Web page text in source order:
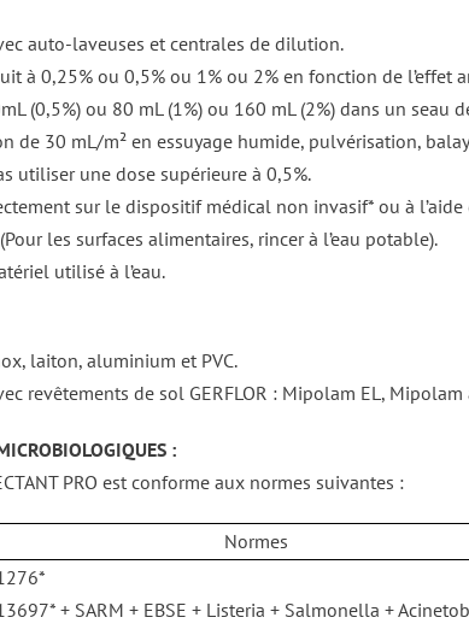
auto-laveuses et centrales de dilution.
à 0,25% ou 0,5% ou 1% ou 2% en fonction de l’effet
(0,5%) ou 80 mL (1%) ou 160 mL (2%) dans un seau
de 30 mL/m² en essuyage humide, pulvérisation,
utiliser une dose supérieure à 0,5%.
sur le dispositif médical non invasif* ou à l’aide
les surfaces alimentaires, rincer à l’eau potable).
utilisé à l’eau.
laiton, aluminium et PVC.
revêtements de sol GERFLOR : Mipolam EL, Mipolam
:
PRO est conforme aux normes suivantes :
Normes
+ SARM + EBSE + Listeria + Salmonella +